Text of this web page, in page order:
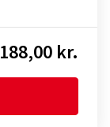
188,00 kr.